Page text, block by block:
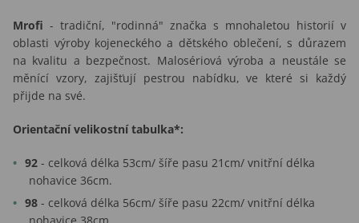
Mrofi - tradiční, "rodinná" značka s mnohaletou historií v
oblasti výroby kojeneckého a dětského oblečení, s důrazem
na kvalitu a bezpečnost. Malosériová výroba a neustále se
měnící vzory, zajišťují pestrou nabídku, ve které si každý
přijde na své.
Orientační velikostní tabulka*:
92 - celková délka 53cm/ šíře pasu 21cm/ vnitřní délka
nohavice 36cm.
98 - celková délka 56cm/ šíře pasu 22cm/ vnitřní délka